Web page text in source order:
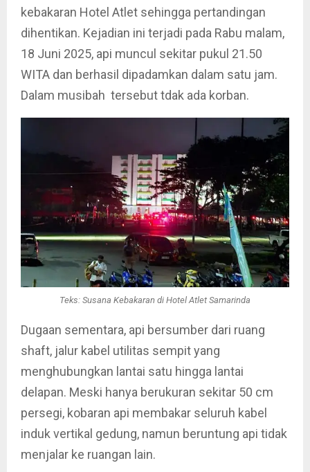
kebakaran Hotel Atlet sehingga pertandingan
dihentikan. Kejadian ini terjadi pada Rabu malam,
18 Juni 2025, api muncul sekitar pukul 21.50
WITA dan berhasil dipadamkan dalam satu jam.
Dalam musibah tersebut tdak ada korban.
Teks: Susana Kebakaran di Hotel Atlet Samarinda
Dugaan sementara, api bersumber dari ruang
shaft, jalur kabel utilitas sempit yang
menghubungkan lantai satu hingga lantai
delapan. Meski hanya berukuran sekitar 50 cm
persegi, kobaran api membakar seluruh kabel
induk vertikal gedung, namun beruntung api tidak
menjalar ke ruangan lain.